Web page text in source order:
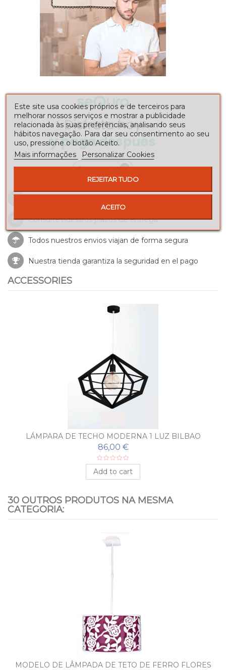
Consulte nuestrosplazos de entrega
Todos nuestros envios viajan de forma segura
Nuestra tienda garantiza la seguridad en el pago
ACCESSORIES
LÁMPARA DE TECHO MODERNA 1 LUZ BILBAO
86,00 €
Add to cart
30 OUTROS PRODUTOS NA MESMA
CATEGORIA:
MODELO DE LÂMPADA DE TETO DE FERRO FLORES
Este site usa cookies próprios e de terceiros para
melhorar nossos serviços e mostrar a publicidade
relacionada às suas preferências, analisando seus
hábitos navegação. Para dar seu consentimento ao seu
uso, pressione o botão Aceito.
Mais informações
Personalizar Cookies
REJEITAR TUDO
ACEITO